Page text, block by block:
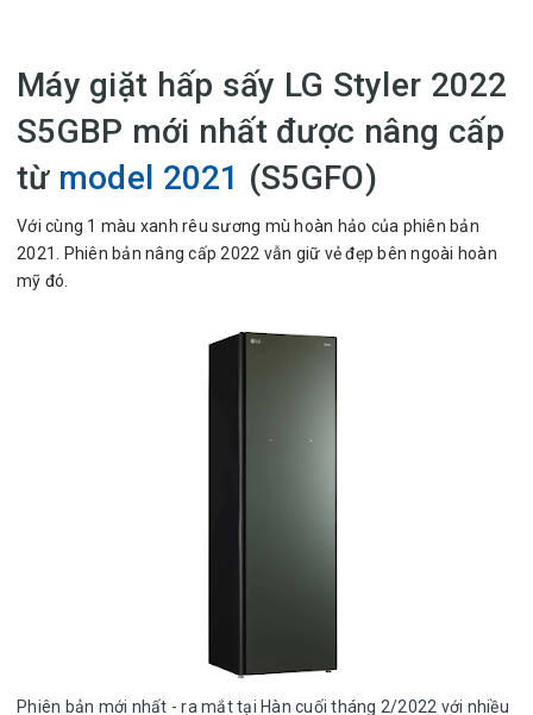
Máy giặt hấp sấy LG Styler 2022
S5GBP mới nhất được nâng cấp
từ model 2021 (S5GFO)
Với cùng 1 màu xanh rêu sương mù hoàn hảo của phiên bản
2021. Phiên bản nâng cấp 2022 vẫn giữ vẻ đẹp bên ngoài hoàn
mỹ đó.
Phiên bản mới nhất - ra mắt tại Hàn cuối tháng 2/2022 với nhiều